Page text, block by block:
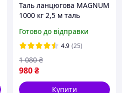
Таль ланцюгова MAGNUM
1000 кг 2,5 м таль
Готово до відправки
4.9 (25)
980₴
1 080 ₴
Купити